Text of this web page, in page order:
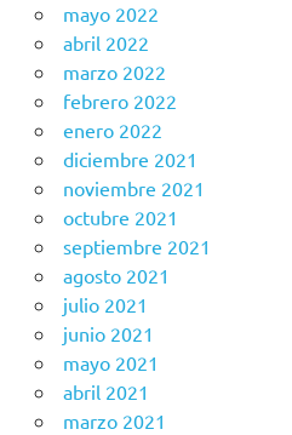
mayo 2022
abril 2022
marzo 2022
febrero 2022
enero 2022
diciembre 2021
noviembre 2021
octubre 2021
septiembre 2021
agosto 2021
julio 2021
junio 2021
mayo 2021
abril 2021
marzo 2021